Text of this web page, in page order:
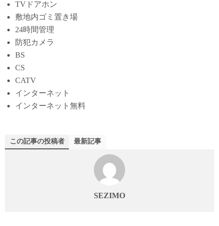
TVドアホン
敷地内ゴミ置き場
24時間管理
防犯カメラ
BS
CS
CATV
インターネット
インターネット無料
この記事の投稿者 最新記事
SEZIMO